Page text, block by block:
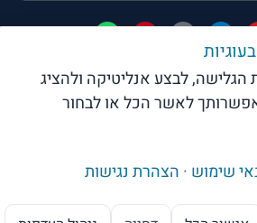
וורדפרס
הגלישה, לבצע אנליטיקה ולהציג
לאשר הכל או לבחור
שימוש·הצהרת נגישות